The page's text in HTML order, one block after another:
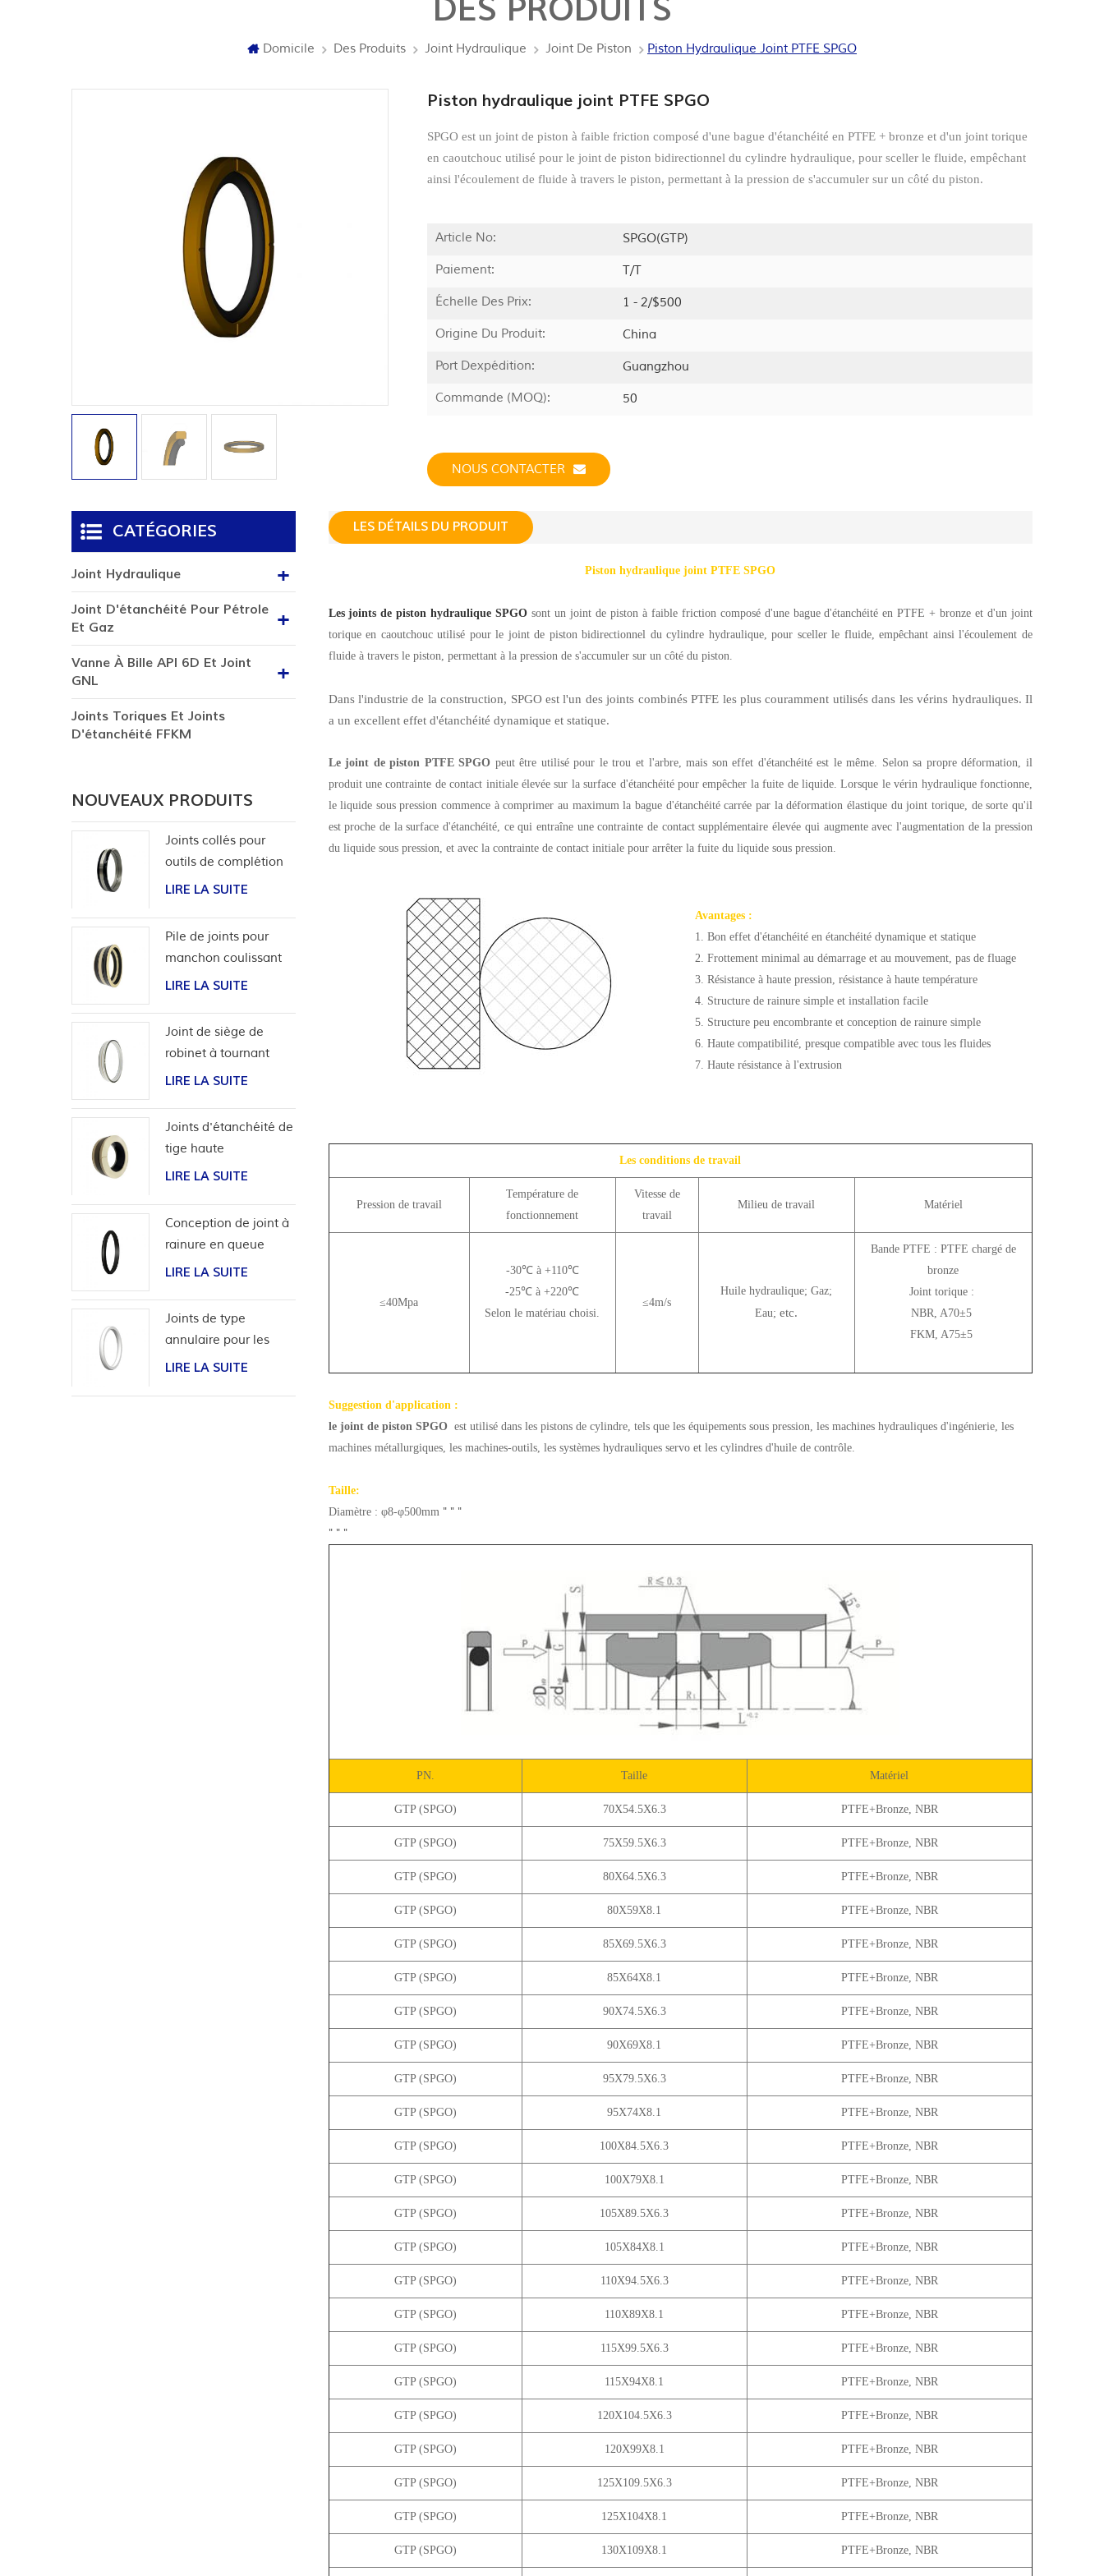
DES PRODUITS
Domicile Des Produits Joint Hydraulique Joint De Piston Piston Hydraulique Joint PTFE SPGO
Piston hydraulique joint PTFE SPGO
SPGO est un joint de piston à faible friction composé d'une bague d'étanchéité en PTFE + bronze et d'un joint torique
en caoutchouc utilisé pour le joint de piston bidirectionnel du cylindre hydraulique, pour sceller le fluide, empêchant
ainsi l'écoulement de fluide à travers le piston, permettant à la pression de s'accumuler sur un côté du piston.
Article No:
SPGO(GTP)
Paiement:
T/T
Échelle Des Prix:
1 - 2/$500
Origine Du Produit:
China
Port Dexpédition:
Guangzhou
Commande (MOQ):
50
NOUS CONTACTER
LES DÉTAILS DU PRODUIT
Piston hydraulique joint PTFE SPGO
Les joints de piston hydraulique SPGO sont un joint de piston à faible friction composé d'une bague d'étanchéité en PTFE + bronze et d'un joint
torique en caoutchouc utilisé pour le joint de piston bidirectionnel du cylindre hydraulique, pour sceller le fluide, empêchant ainsi l'écoulement de
fluide à travers le piston, permettant à la pression de s'accumuler sur un côté du piston.
Dans l'industrie de la construction, SPGO est l'un des joints combinés PTFE les plus couramment utilisés dans les vérins hydrauliques. Il
a un excellent effet d'étanchéité dynamique et statique.
Le joint de piston PTFE SPGO peut être utilisé pour le trou et l'arbre, mais son effet d'étanchéité est le même. Selon sa propre déformation, il
produit une contrainte de contact initiale élevée sur la surface d'étanchéité pour empêcher la fuite de liquide. Lorsque le vérin hydraulique fonctionne,
le liquide sous pression commence à comprimer au maximum la bague d'étanchéité carrée par la déformation élastique du joint torique, de sorte qu'il
est proche de la surface d'étanchéité, ce qui entraîne une contrainte de contact supplémentaire élevée qui augmente avec l'augmentation de la pression
du liquide sous pression, et avec la contrainte de contact initiale pour arrêter la fuite du liquide sous pression.
Avantages :
1. Bon effet d'étanchéité en étanchéité dynamique et statique
2. Frottement minimal au démarrage et au mouvement, pas de fluage
3. Résistance à haute pression, résistance à haute température
4. Structure de rainure simple et installation facile
5. Structure peu encombrante et conception de rainure simple
6. Haute compatibilité, presque compatible avec tous les fluides
7. Haute résistance à l'extrusion
Les conditions de travail
Pression de travail
Température de
fonctionnement
Vitesse de
travail
Milieu de travail Matériel
≤40Mpa
-30℃ à +110℃
-25℃ à +220℃
Selon le matériau choisi.
≤4m/s
Huile hydraulique; Gaz;
Eau; etc.
Bande PTFE : PTFE chargé de
bronze
Joint torique :
NBR, A70±5
FKM, A75±5
Suggestion d'application :
le joint de piston SPGO est utilisé dans les pistons de cylindre, tels que les équipements sous pression, les machines hydrauliques d'ingénierie, les
machines métallurgiques, les machines-outils, les systèmes hydrauliques servo et les cylindres d'huile de contrôle.
Taille:
Diamètre : φ8-φ500mm " " "
" " "
PN. Taille Matériel
GTP (SPGO) 70X54.5X6.3 PTFE+Bronze, NBR
GTP (SPGO) 75X59.5X6.3 PTFE+Bronze, NBR
GTP (SPGO) 80X64.5X6.3 PTFE+Bronze, NBR
GTP (SPGO) 80X59X8.1 PTFE+Bronze, NBR
GTP (SPGO) 85X69.5X6.3 PTFE+Bronze, NBR
GTP (SPGO) 85X64X8.1 PTFE+Bronze, NBR
GTP (SPGO) 90X74.5X6.3 PTFE+Bronze, NBR
GTP (SPGO) 90X69X8.1 PTFE+Bronze, NBR
GTP (SPGO) 95X79.5X6.3 PTFE+Bronze, NBR
GTP (SPGO) 95X74X8.1 PTFE+Bronze, NBR
GTP (SPGO) 100X84.5X6.3 PTFE+Bronze, NBR
GTP (SPGO) 100X79X8.1 PTFE+Bronze, NBR
GTP (SPGO) 105X89.5X6.3 PTFE+Bronze, NBR
GTP (SPGO) 105X84X8.1 PTFE+Bronze, NBR
GTP (SPGO) 110X94.5X6.3 PTFE+Bronze, NBR
GTP (SPGO) 110X89X8.1 PTFE+Bronze, NBR
GTP (SPGO) 115X99.5X6.3 PTFE+Bronze, NBR
GTP (SPGO) 115X94X8.1 PTFE+Bronze, NBR
GTP (SPGO) 120X104.5X6.3 PTFE+Bronze, NBR
GTP (SPGO) 120X99X8.1 PTFE+Bronze, NBR
GTP (SPGO) 125X109.5X6.3 PTFE+Bronze, NBR
GTP (SPGO) 125X104X8.1 PTFE+Bronze, NBR
GTP (SPGO) 130X109X8.1 PTFE+Bronze, NBR
CATÉGORIES
Joint Hydraulique
Joint D'étanchéité Pour Pétrole
Et Gaz
Vanne À Bille API 6D Et Joint
GNL
Joints Toriques Et Joints
D'étanchéité FFKM
NOUVEAUX PRODUITS
Joints collés pour
outils de complétion
LIRE LA SUITE
Pile de joints pour
manchon coulissant
d'outils de puits
LIRE LA SUITE
Joint de siège de
robinet à tournant
sphérique haute
LIRE LA SUITE
Joints d'étanchéité de
tige haute
performance pour
LIRE LA SUITE
Conception de joint à
rainure en queue
d'aronde pour tubage
LIRE LA SUITE
Joints de type
annulaire pour les
tests de pression de
LIRE LA SUITE